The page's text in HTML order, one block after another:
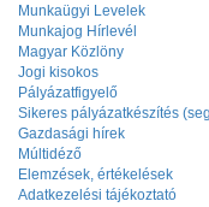
Munkaügyi Levelek
Munkajog Hírlevél
Magyar Közlöny
Jogi kisokos
Pályázatfigyelő
Sikeres pályázatkészítés
Gazdasági hírek
Múltidéző
Elemzések, értékelések
Adatkezelési tájékoztató